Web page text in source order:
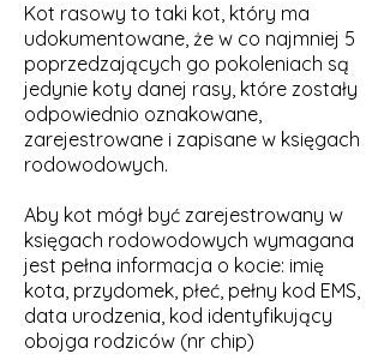
Kot rasowy to taki kot, który ma
udokumentowane, że w co najmniej 5
poprzedzających go pokoleniach są
jedynie koty danej rasy, które zostały
odpowiednio oznakowane,
zarejestrowane i zapisane w księgach
rodowodowych.
Aby kot mógł być zarejestrowany w
księgach rodowodowych wymagana
jest pełna informacja o kocie: imię
kota, przydomek, płeć, pełny kod EMS,
data urodzenia, kod identyfikujący
obojga rodziców (nr chip)